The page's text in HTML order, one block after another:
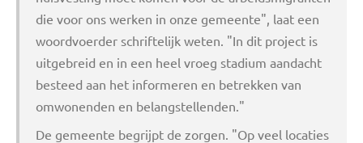
die voor ons werken in onze gemeente", laat een
woordvoerder schriftelijk weten. "In dit project is
uitgebreid en in een heel vroeg stadium aandacht
besteed aan het informeren en betrekken van
omwonenden en belangstellenden."
De gemeente begrijpt de zorgen. "Op veel locaties